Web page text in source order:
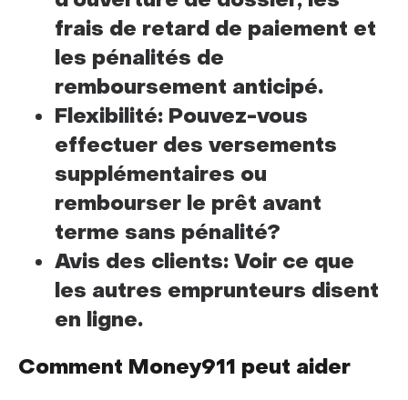
frais de retard de paiement et
les pénalités de
remboursement anticipé.
Flexibilité: Pouvez-vous
effectuer des versements
supplémentaires ou
rembourser le prêt avant
terme sans pénalité?
Avis des clients: Voir ce que
les autres emprunteurs disent
en ligne.
Comment Money911 peut aider